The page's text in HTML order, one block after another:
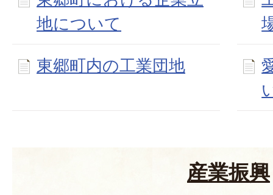
地について
東郷町内の工業団地
産業振興